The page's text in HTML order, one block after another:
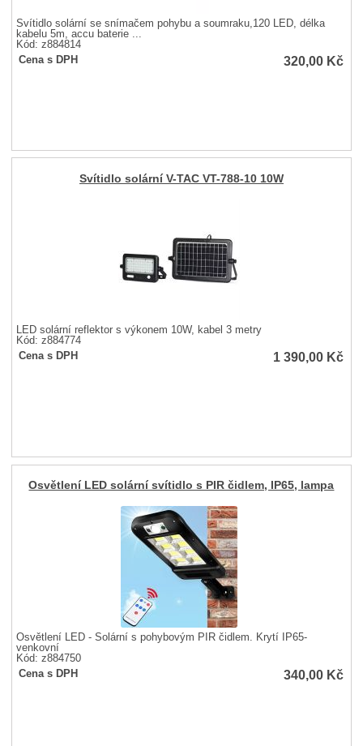
Svítidlo solární se snímačem pohybu a soumraku,120 LED, délka
kabelu 5m, accu baterie ...
Kód: z884814
Cena s DPH
320,00 Kč
Svítidlo solární V-TAC VT-788-10 10W
LED solární reflektor s výkonem 10W, kabel 3 metry
Kód: z884774
Cena s DPH
1 390,00 Kč
Osvětlení LED solární svítidlo s PIR čidlem, IP65, lampa
Osvětlení LED - Solární s pohybovým PIR čidlem. Krytí IP65-
venkovní
Kód: z884750
Cena s DPH
340,00 Kč